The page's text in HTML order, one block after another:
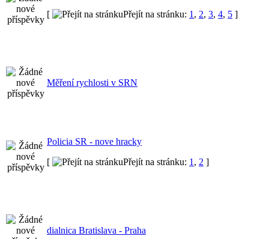
[
Přejít na stránku: 1 , 2, 3, 4, 5 ]
Měření rychlosti v SRN
Policia SR - nove hracky
[
Přejít na stránku: 1 , 2 ]
dialnica Bratislava - Praha